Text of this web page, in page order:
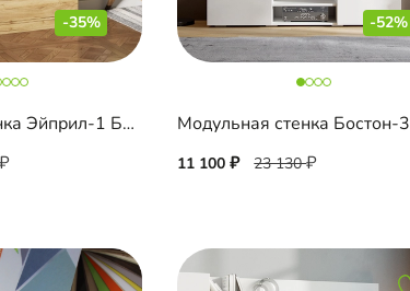
-35%
Модульная стенка Эйприл-1 Блэк
-52%
Модульная стенка Бостон-3
11 100 23 130